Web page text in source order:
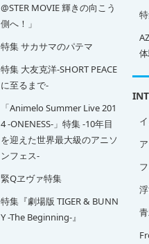
@STER MOVIE 輝きの向こう
側へ！」
特集 サカサマのパテマ
特集 大友克洋-SHORT PEACE
に至るまで-
「Animelo Summer Live 201
4 -ONENESS-」特集 -10年目
を迎えた世界最大級のアニソ
ンフェス-
緊Qヱヴァ特集
特集『劇場版 TIGER & BUNN
Y -The Beginning-』